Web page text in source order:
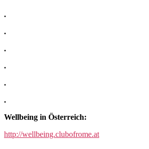
.
.
.
.
.
.
Wellbeing in Österreich:
http://wellbeing.clubofrome.at